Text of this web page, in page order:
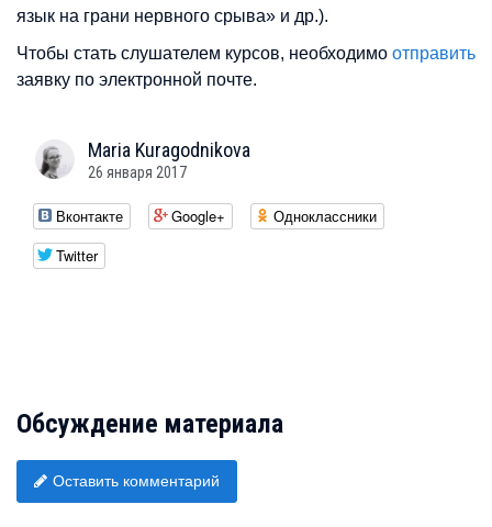
язык на грани нервного срыва» и др.).
Чтобы стать слушателем курсов, необходимо отправить
заявку по электронной почте.
Maria Kuragodnikova
26 января 2017
Вконтакте Google+
Одноклассники
Twitter
Обсуждение материала
Оставить комментарий